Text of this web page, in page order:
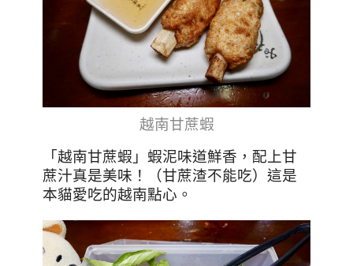
越南甘蔗蝦
「越南甘蔗蝦」蝦泥味道鮮香，配上甘
蔗汁真是美味！（甘蔗渣不能吃）這是
本貓愛吃的越南點心。